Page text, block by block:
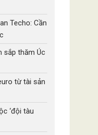
Techo: Cần
sắp thăm Úc
từ tài sản
‘đội tàu